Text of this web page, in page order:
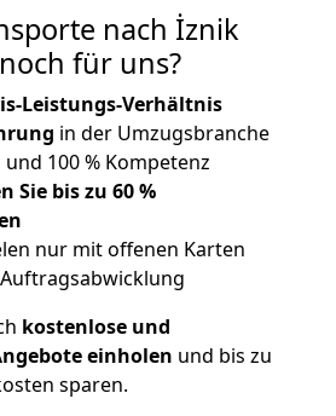
nach İznik
für uns?
Leistungs-Verhältnis
in der Umzugsbranche
und 100 % Kompetenz
Sie bis zu 60 %
nur mit offenen Karten
kostenlose und
einholen und bis zu
sparen.